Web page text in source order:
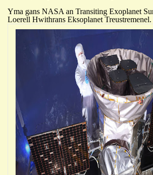
Yma gans NASA an Transiting Exoplanet
Loerell Hwithrans Eksoplanet Treustremenel.